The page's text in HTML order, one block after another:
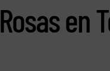
en